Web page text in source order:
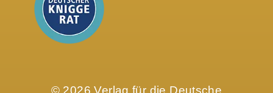
© 2026 Verlag für die Deutsche